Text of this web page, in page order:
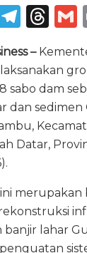
h
T
e
g
ra
m
T
re
a
d
s
l
–
sabo dam
dan sedimen
Datar,
merupakan
banjir lahar